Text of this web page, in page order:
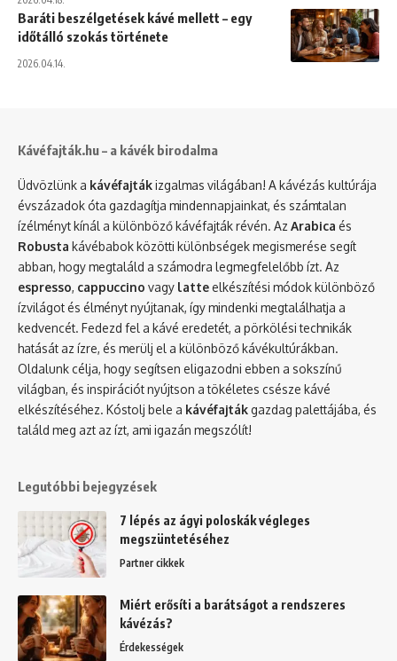
Baráti beszélgetések kávé mellett – egy
időtálló szokás története
2026.04.14.
Kávéfajták.hu – a kávék birodalma
Üdvözlünk a kávéfajtákizgalmas világában! A kávézás kultúrája
évszázadok óta gazdagítja mindennapjainkat, és számtalan
ízélményt kínál a különböző kávéfajták révén. Az Arabica és
Robusta kávébabok közötti különbségek megismerése segít
abban, hogy megtaláld a számodra legmegfelelőbb ízt. Az
espresso, cappuccino vagy latte elkészítési módok különböző
ízvilágot és élményt nyújtanak, így mindenki megtalálhatja a
kedvencét. Fedezd fel a kávé eredetét, a pörkölési technikák
hatását az ízre, és merülj el a különböző kávékultúrákban.
Oldalunk célja, hogy segítsen eligazodni ebben a sokszínű
világban, és inspirációt nyújtson a tökéletes csésze kávé
elkészítéséhez. Kóstolj bele a kávéfajtákgazdag palettájába, és
találd meg azt az ízt, ami igazán megszólít!
Legutóbbi bejegyzések
7 lépés az ágyi poloskák végleges
megszüntetéséhez
Partner cikkek
Miért erősíti a barátságot a rendszeres
kávézás?
Érdekességek